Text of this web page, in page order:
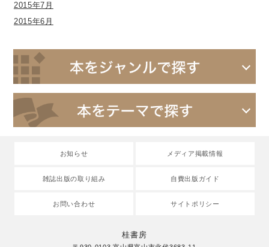
2015年7月
2015年6月
お知らせ メディア掲載情報
雑誌出版の取り組み 自費出版ガイド
お問い合わせ サイトポリシー
桂書房